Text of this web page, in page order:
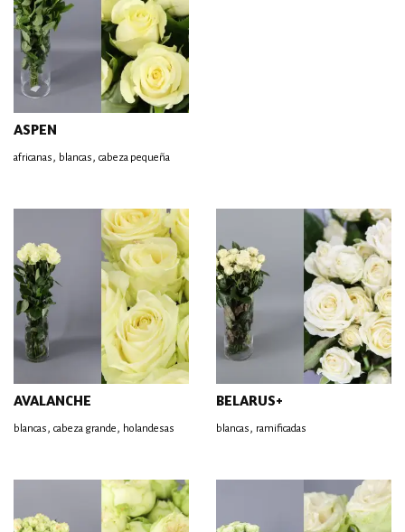
ASPEN
africanas, blancas, cabeza pequeña
AVALANCHE
blancas, cabeza grande, holandesas
BELARUS+
blancas, ramificadas